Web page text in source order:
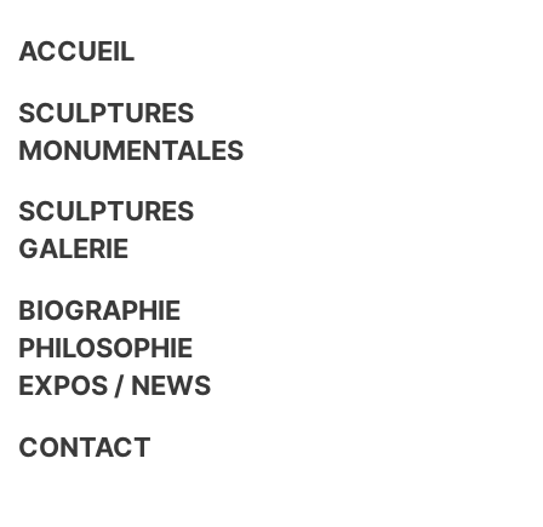
ACCUEIL
SCULPTURES
MONUMENTALES
SCULPTURES
GALERIE
BIOGRAPHIE
PHILOSOPHIE
EXPOS / NEWS
CONTACT